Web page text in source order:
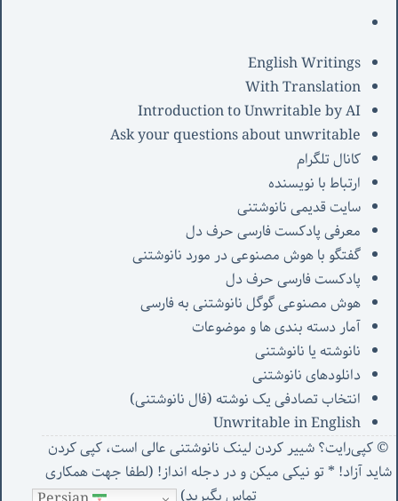
English Writings
With Translation
Introduction to Unwritable by AI
Ask your questions about unwritable
کانال تلگرام
ارتباط با نویسنده
سایت قدیمی نانوشتنی
معرفی پادکست فارسی حرف دل
گفتگو با هوش مصنوعی در مورد نانوشتنی
پادکست فارسی حرف دل
هوش مصنوعی گوگل نانوشتنی به فارسی
آمار دسته بندی ها و موضوعات
نانوشته یا نانوشتنی
دانلودهای نانوشتنی
انتخاب تصادفی یک نوشته (فال نانوشتنی)
Unwritable in English
© کپی‌رایت؟ شییر کردن لینک نانوشتنی عالی است، کپی کردن
شاید آزاد! * تو نیکی میکن و در دجله انداز! (لطفا جهت همکاری
تماس بگیرید)